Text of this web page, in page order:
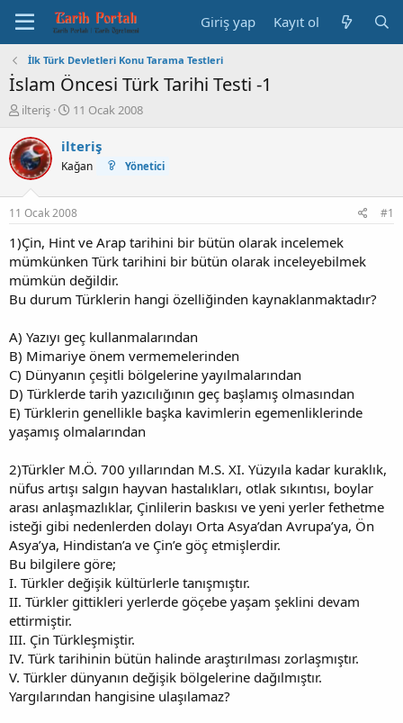
Giriş yap Kayıt ol
İlk Türk Devletleri Konu Tarama Testleri
İslam Öncesi Türk Tarihi Testi -1
K
n
b
u
u
b
a
ş
l
a
t
n
ilteriş
B
ş
a
g
ı
ç
a
r
i
11 Ocak 2008
ilteriş
Kağan Yönetici
11 Ocak 2008 #1
1)Çin, Hint ve Arap tarihini bir bütün olarak incelemek
mümkünken Türk tarihini bir bütün olarak inceleyebilmek
mümkün değildir.
Bu durum Türklerin hangi özelliğinden kaynaklanmaktadır?
A) Yazıyı geç kullanmalarından
B) Mimariye önem vermemelerinden
C) Dünyanın çeşitli bölgelerine yayılmalarından
D) Türklerde tarih yazıcılığının geç başlamış olmasından
E) Türklerin genellikle başka kavimlerin egemenliklerinde
yaşamış olmalarından
2)Türkler M.Ö. 700 yıllarından M.S. XI. Yüzyıla kadar kuraklık,
nüfus artışı salgın hayvan hastalıkları, otlak sıkıntısı, boylar
arası anlaşmazlıklar, Çinlilerin baskısı ve yeni yerler fethetme
isteği gibi nedenlerden dolayı Orta Asya’dan Avrupa’ya, Ön
Asya’ya, Hindistan’a ve Çin’e göç etmişlerdir.
Bu bilgilere göre;
I. Türkler değişik kültürlerle tanışmıştır.
II. Türkler gittikleri yerlerde göçebe yaşam şeklini devam
ettirmiştir.
III. Çin Türkleşmiştir.
IV. Türk tarihinin bütün halinde araştırılması zorlaşmıştır.
V. Türkler dünyanın değişik bölgelerine dağılmıştır.
Yargılarından hangisine ulaşılamaz?